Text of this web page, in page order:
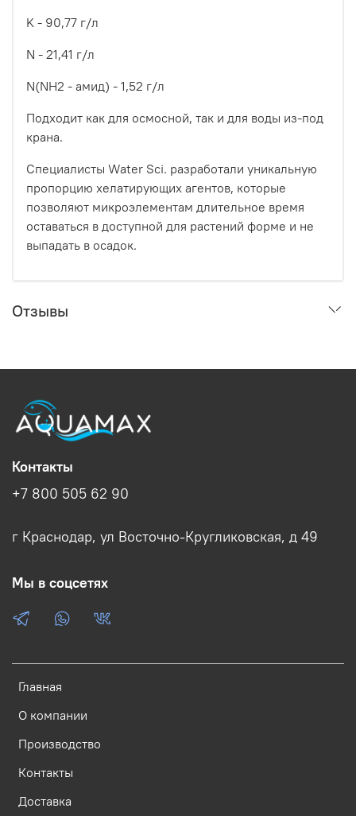
K - 90,77 г/л
N - 21,41 г/л
N(NH2 - амид) - 1,52 г/л
Подходит как для осмосной, так и для воды из-под
крана.
Специалисты Water Sci. разработали уникальную
пропорцию хелатирующих агентов, которые
позволяют микроэлементам длительное время
оставаться в доступной для растений форме и не
выпадать в осадок.
Отзывы
Главная
О компании
Производство
Контакты
Доставка
Контакты
+7 800 505 62 90
г Краснодар, ул Восточно-Кругликовская, д 49
Мы в соцсетях